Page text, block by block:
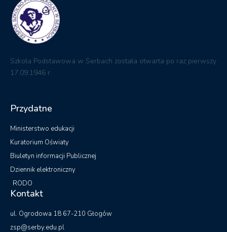
Szkoła Podstawowa w Serbach została otwarta po raz pierwszy
17.09.1946 r.
Przydatne
Ministerstwo edukacji
Kuratorium Oświaty
Biuletyn informacji Publicznej
Dziennik elektroniczny
RODO
Kontakt
ul. Ogrodowa 18 67-210 Głogów
zsp@serby.edu.pl